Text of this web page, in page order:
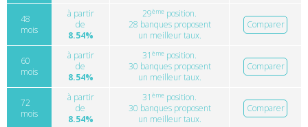
48
mois
à partir
de
8.54%
29ème position.
28 banques proposent
un meilleur taux.
Comparer
60
mois
à partir
de
8.54%
31 ème position.
30 banques proposent
un meilleur taux.
Comparer
72
mois
à partir
de
8.54%
31 ème position.
30 banques proposent
un meilleur taux.
Comparer